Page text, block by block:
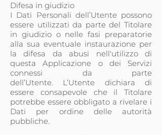
Difesa in giudizio
I Dati Personali dell’Utente possono
essere utilizzati da parte del Titolare
in giudizio o nelle fasi preparatorie
alla sua eventuale instaurazione per
la difesa da abusi nell'utilizzo di
questa Applicazione o dei Servizi
connessi da parte
dell’Utente. L’Utente dichiara di
essere consapevole che il Titolare
potrebbe essere obbligato a rivelare i
Dati per ordine delle autorità
pubbliche.